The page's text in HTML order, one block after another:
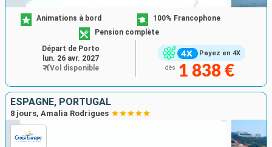
Payez en 4X
Animations à bord
100% Francophone
Pension complète
dès 1 838 €
Départ de Porto
lun. 26 avr. 2027
Vol disponible
ESPAGNE, PORTUGAL
8 jours, Amalia Rodrigues